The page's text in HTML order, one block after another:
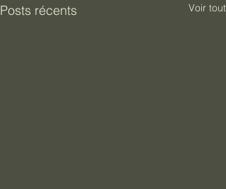
Posts récents Voir tout